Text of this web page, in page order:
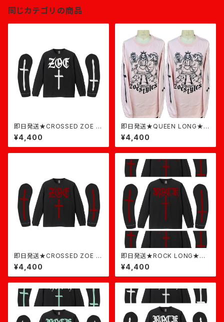
同じカテゴリの商品
即日発送★CROSSED ZOE L
ONG★黒×白
¥4,400
即日発送★QUEEN LONG★ラ
イトピンク
¥4,400
即日発送★CROSSED ZOE L
ONG★黒×バーガンディ
¥4,400
即日発送★ROCK LONG★黒
バーガンディ
¥4,400